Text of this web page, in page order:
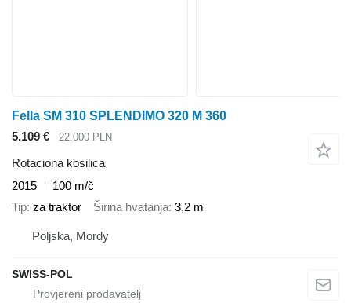
Fella SM 310 SPLENDIMO 320 M 360
5.109 €
22.000 PLN
Rotaciona kosilica
2015
100 m/č
Tip za traktor Širina hvatanja 3,2 m
Poljska, Mordy
SWISS-POL